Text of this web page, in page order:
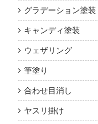
グラデーション塗装
キャンディ塗装
ウェザリング
筆塗り
合わせ目消し
ヤスリ掛け